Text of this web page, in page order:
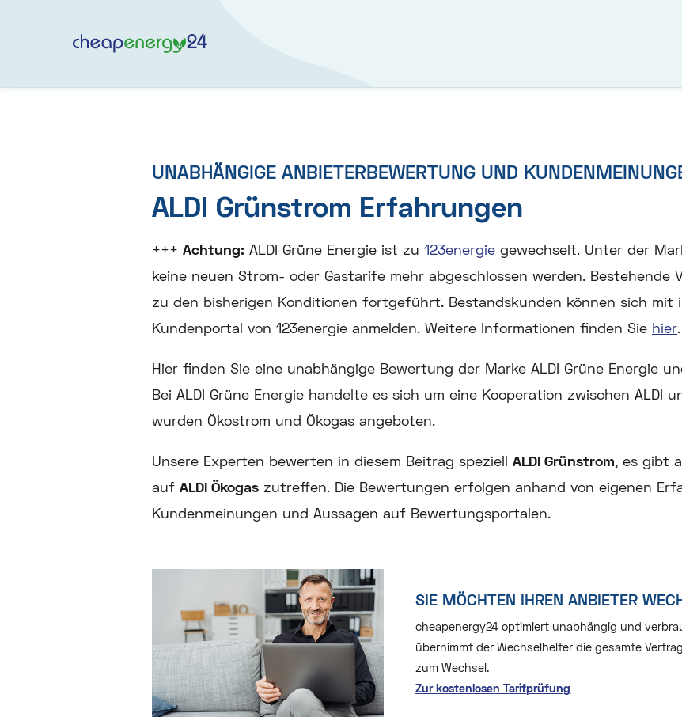
UNABHÄNGIGE ANBIETERBEWERTUNG UND
ALDI Grünstrom Erfahrungen
+++ Achtung: ALDI Grüne Energie ist zu 123energie gewechselt. Unter der
keine neuen Strom- oder Gastarife mehr abgeschlossen werden. Bestehende
zu den bisherigen Konditionen fortgeführt. Bestandskunden können sich mit
Kundenportal von 123energie anmelden. Weitere Informationen finden Sie hier
Hier finden Sie eine unabhängige Bewertung der Marke ALDI Grüne Energie
Bei ALDI Grüne Energie handelte es sich um eine Kooperation zwischen ALDI
wurden Ökostrom und Ökogas angeboten.
Unsere Experten bewerten in diesem Beitrag speziell ALDI Grünstrom, es gibt
auf ALDI Ökogas zutreffen. Die Bewertungen erfolgen anhand von eigenen
Kundenmeinungen und Aussagen auf Bewertungsportalen.
SIE MÖCHTEN IHREN ANBIETER
cheapenergy24 optimiert unabhängig und
übernimmt der Wechselhelfer die gesamte
zum Wechsel.
Zur kostenlosen Tarifprüfung